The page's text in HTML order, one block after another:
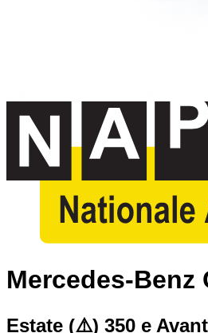
Mercedes-Benz
Estate (⚠️) 350 e